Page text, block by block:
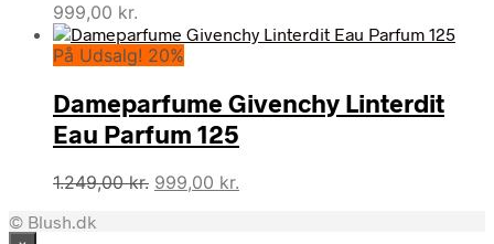
999,00 kr.
På Udsalg! 20%
Dameparfume Givenchy Linterdit
Eau Parfum 125
1.249,00kr. Den
999,00 kr.
© Blush.dk